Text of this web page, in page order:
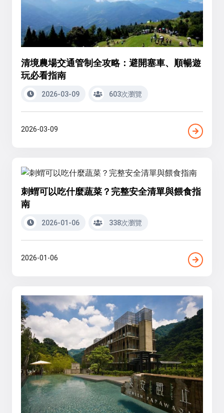
清境農場交通管制全攻略：避開塞車、順暢遊
玩必看指南
2026-03-09 603次瀏覽
2026-03-09
刺蝟可以吃什麼蔬菜？完整安全清單與餵食指
南
2026-01-06 338次瀏覽
2026-01-06